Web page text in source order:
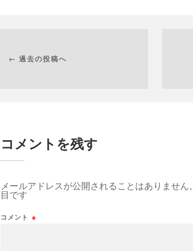
← 過去の投稿へ
コメントを残す
メールアドレスが公開されることはありません。
目です
コメント ※